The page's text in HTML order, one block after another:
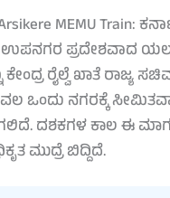
MEMU Train:
ಪ್ರದೇಶವಾದ
ಕೇಂದ್ರ ರೈಲ್ವೆ ಖಾತೆ
ಒಂದು ನಗರಕ್ಕೆ
ದಶಕಗಳ ಕಾಲ ಈ
ಮುದ್ರೆ ಬಿದ್ದಿದೆ.